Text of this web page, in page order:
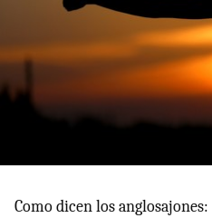
Como dicen los anglosajones: